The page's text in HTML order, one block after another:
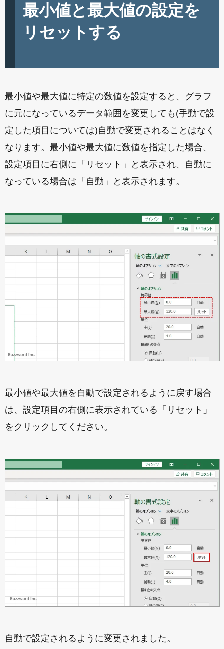
最小値と最大値の設定を
リセットする
最小値や最大値に特定の数値を設定すると、グラフ
に元になっているデータ範囲を変更しても(手動で設
定した項目については)自動で変更されることはなく
なります。最小値や最大値に数値を指定した場合、
設定項目に右側に「リセット」と表示され、自動に
なっている場合は「自動」と表示されます。
最小値や最大値を自動で設定されるように戻す場合
は、設定項目の右側に表示されている「リセット」
をクリックしてください。
自動で設定されるように変更されました。